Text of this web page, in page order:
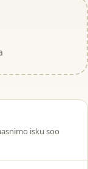
isku soo